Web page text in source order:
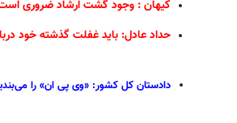
کیهان : وجود گشت ارشاد ضروری
حداد عادل: باید غفلت گذشته خود
دادستان کل کشور: «وی پی ان» را